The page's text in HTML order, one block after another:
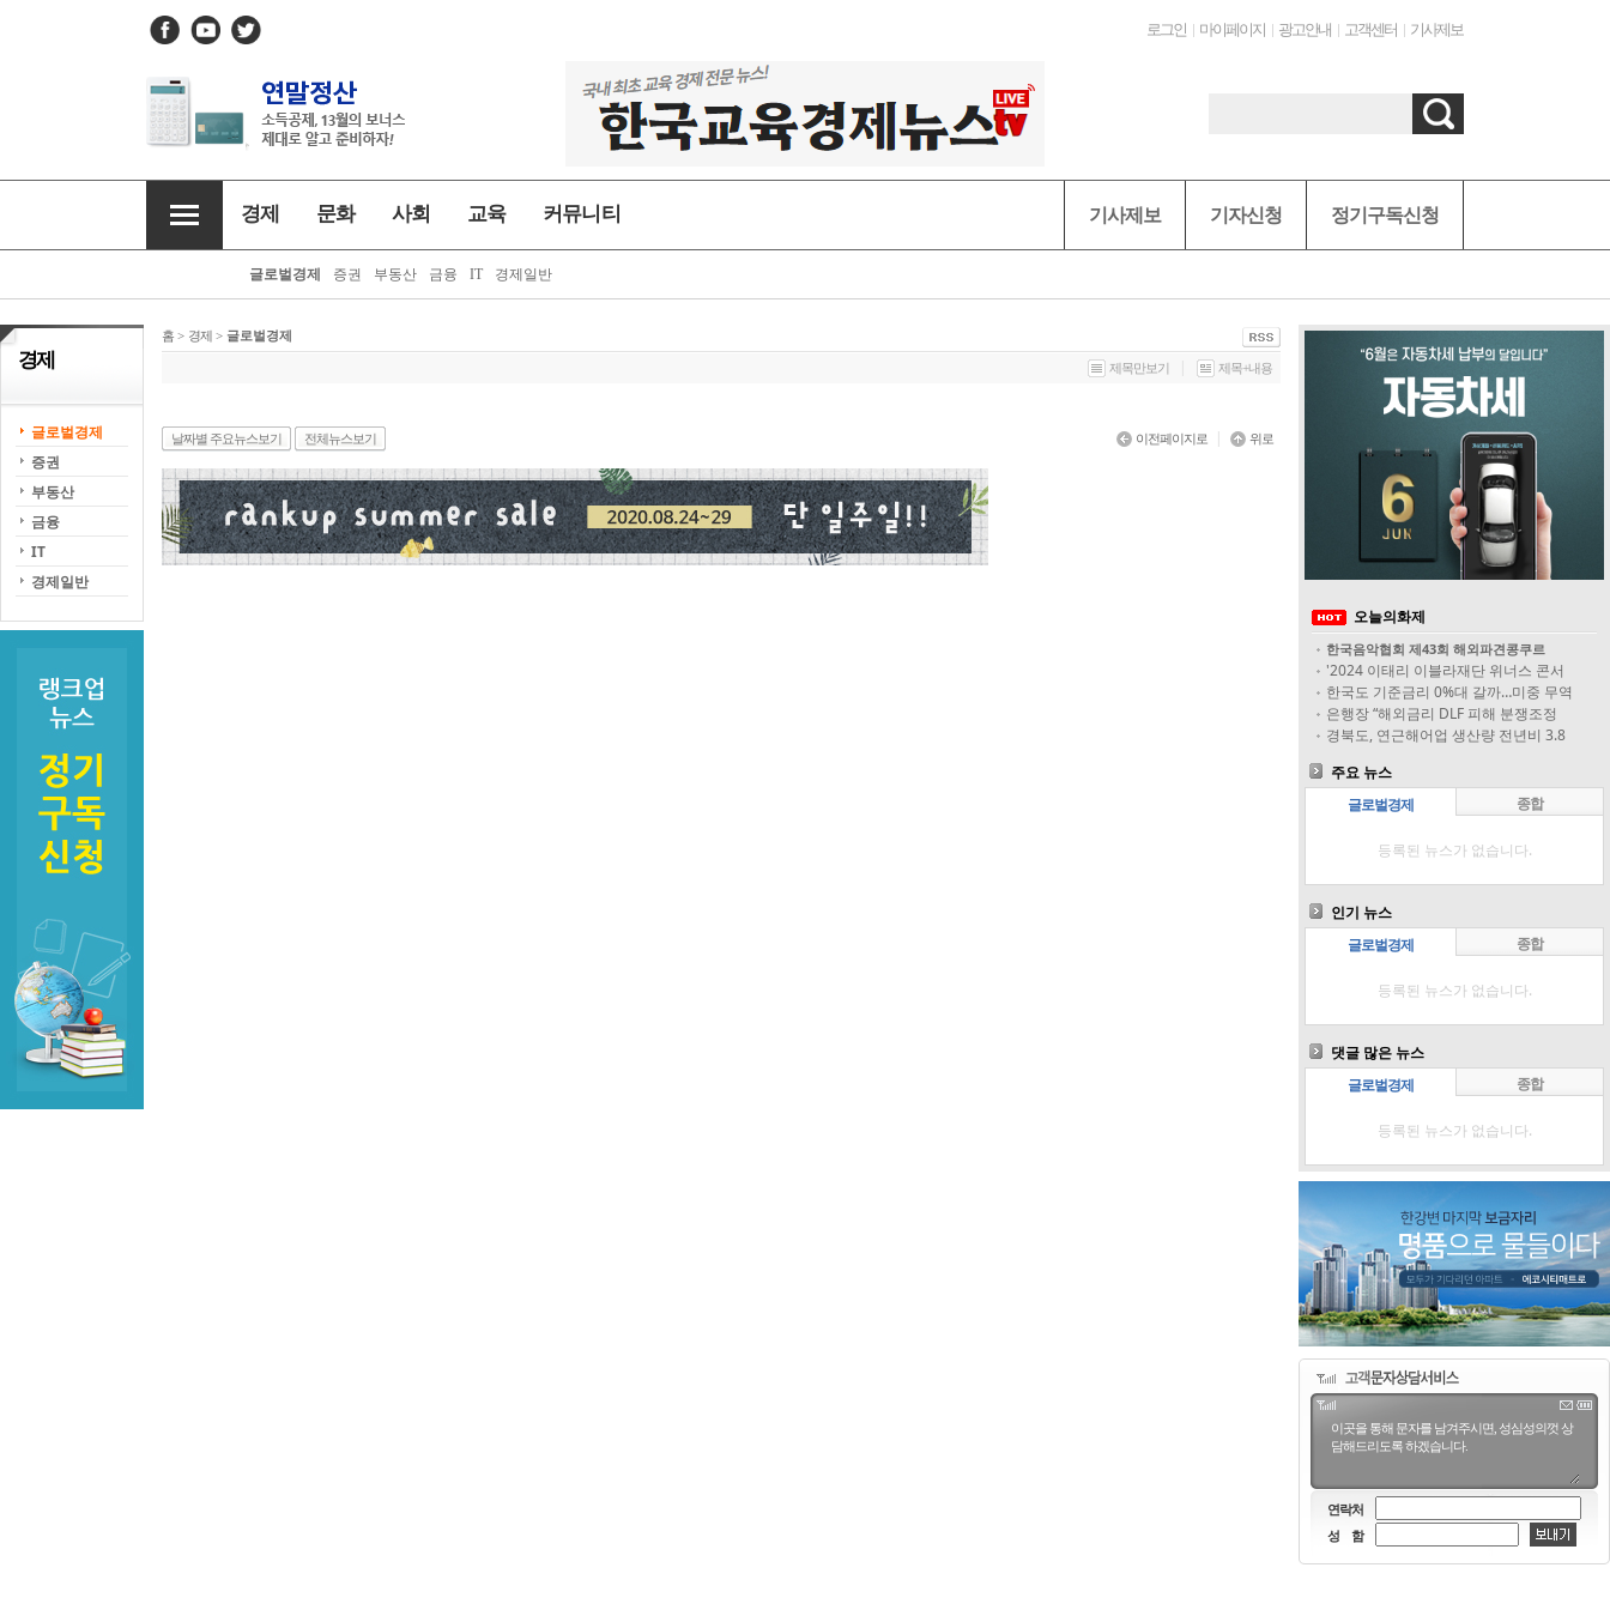
로그인 마이페이지 광고안내 고객센터 기사제보
경제 문화 사회 교육 커뮤니티 기사제보 기자신청 정기구독신청
글로벌경제 증권 부동산 금융 IT 경제일반
경제
글로벌경제
증권
부동산
금융
IT
경제일반
홈 > 경제 > 글로벌경제
제목만보기 제목+내용
날짜별 주요뉴스보기 전체뉴스보기 이전페이지로 | 위로
오늘의화제
한국음악협회 제43회 해외파견콩쿠르
'2024 이태리 이블라재단 위너스 콘서
한국도 기준금리 0%대 갈까…미중 무역
은행장 “해외금리 DLF 피해 분쟁조정
경북도, 연근해어업 생산량 전년비 3.8
주요 뉴스
글로벌경제
종합
등록된 뉴스가 없습니다.
인기 뉴스
글로벌경제
종합
등록된 뉴스가 없습니다.
댓글 많은 뉴스
글로벌경제
종합
등록된 뉴스가 없습니다.
연락처
성 함